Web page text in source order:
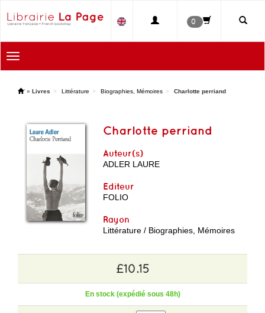
0
Toggle
navigation
' » Livres Littérature Biographies, Mémoires Charlotte perriand
Charlotte perriand
Auteur(s)
ADLER LAURE
Editeur
FOLIO
Rayon
Littérature / Biographies, Mémoires
£10.15
En stock (expédié sous 48h)